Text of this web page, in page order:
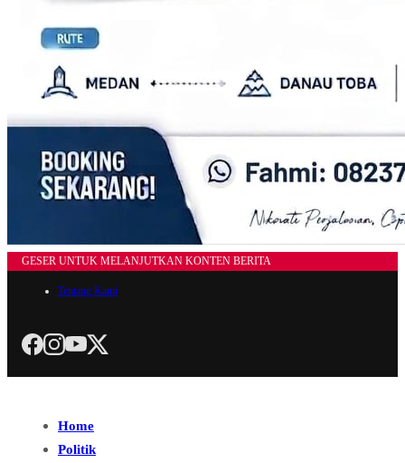
GESER UNTUK MELANJUTKAN KONTEN BERITA
Tentang Kami
Home
Politik